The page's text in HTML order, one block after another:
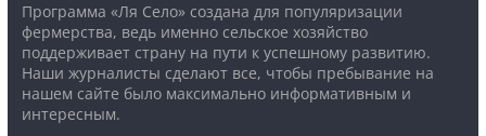
Программа «Ля Село» создана для популяризации
фермерства, ведь именно сельское хозяйство
поддерживает страну на пути к успешному развитию.
Наши журналисты сделают все, чтобы пребывание на
нашем сайте было максимально информативным и
интересным.